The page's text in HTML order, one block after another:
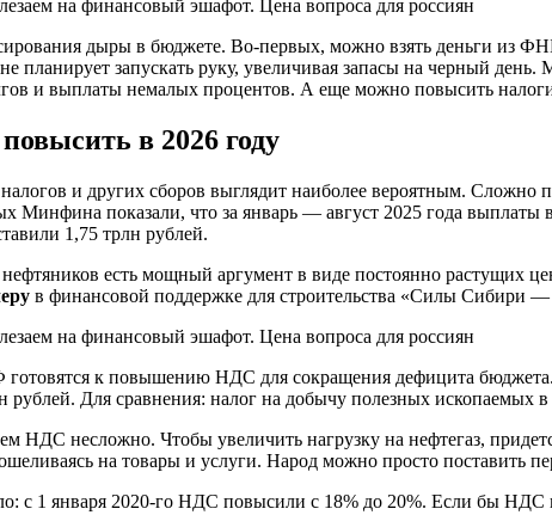
дыры в бюджете. Во-первых, можно взять деньги из
планирует запускать руку, увеличивая запасы на черный
и выплаты немалых процентов. А еще можно повысить
в 2026 году
и других сборов выглядит наиболее вероятным. Сложно
Минфина показали, что за январь — август 2025 года выплаты
1,75 трлн рублей.
есть мощный аргумент в виде постоянно растущих
в финансовой поддержке для строительства «Силы Сибири —
готовятся к повышению НДС для сокращения дефицита
рублей. Для сравнения: налог на добычу полезных ископаемых
НДС несложно. Чтобы увеличить нагрузку на нефтегаз,
на товары и услуги. Народ можно просто поставить
с 1 января 2020-го НДС повысили с 18% до 20%. Если бы